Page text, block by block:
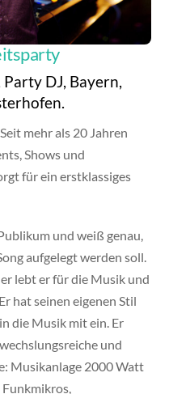
DJ, Bayern,
mehr als 20 Jahren
Shows und
für ein erstklassiges
und weiß genau,
aufgelegt werden soll.
lebt er für die Musik und
hat seinen eigenen Stil
die Musik mit ein. Er
und
Musikanlage 2000 Watt